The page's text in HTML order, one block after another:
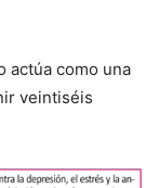
actúa como una
veintiséis